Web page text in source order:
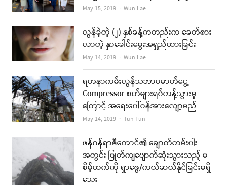
May 15, 2019 Author
Wun Lae
လွန်ခဲ့တဲ့ (၂) နှစ်ခန့်ကတည်းက ခေတ်စား
လာတဲ့ နှာခေါင်းမွေးအရှည်ထားခြင်း
May 14, 2019 Author
Wun Lae
ရတနာကမ်းလွန်သဘာဝဓာတ်ငွေ့
Compressor စက်များရပ်တန့်သွားမှု
ကြောင့် အရေးပေါ်ဝန်အားလျော့မည်
May 14, 2019 Author
Tun Tun
ဖန်ဂန်ရာဇီတောင်၏ ချောက်ကမ်းပါး
အတွင်း ပြုတ်ကျပျောက်ဆုံးသွားသည့် မ
စိမ့်ထက်ကို ရှာဖွေ/ကယ်ဆယ်နိုင်ခြင်းမရှိ
သေး